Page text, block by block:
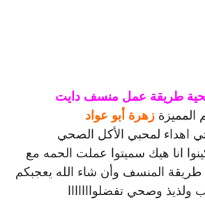
طريقة عمل منسف دايت
المميزةزهرة أبو عواد
اهداء لمحبي الأكل الصحي
انا هيك سميتوا عملت الحمه مع
المنسف وأن شاء الله يعجبكم
ولذيذ وصحي تفضلوااااااا